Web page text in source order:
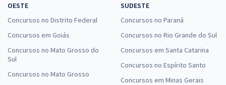
OESTE
Concursos no Distrito Federal
Concursos em Goiás
Concursos no Mato Grosso do
Sul
Concursos no Mato Grosso
SUDESTE
Concursos no Paraná
Concursos no Rio Grande do Sul
Concursos em Santa Catarina
Concursos no Espírito Santo
Concursos em Minas Gerais